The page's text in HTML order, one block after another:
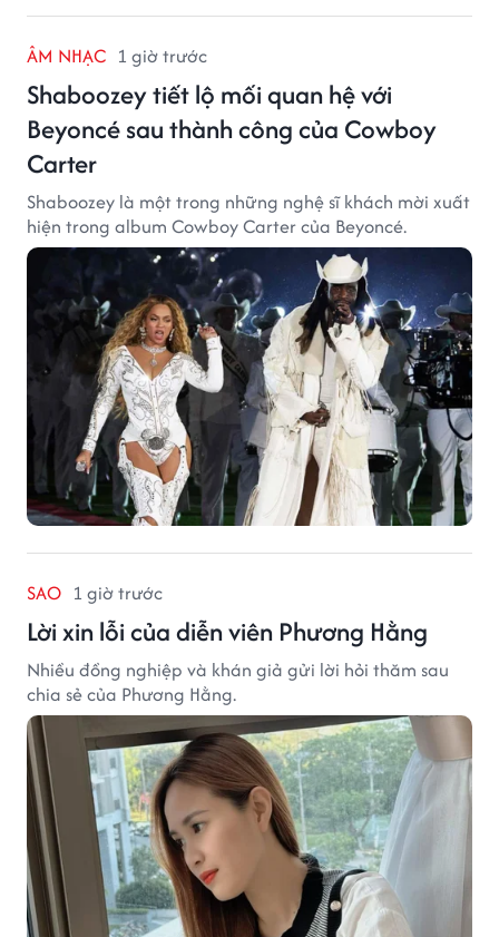
ÂM NHẠC 1 giờ trước
Shaboozey tiết lộ mối quan hệ với
Beyoncé sau thành công của Cowboy
Carter
Shaboozey là một trong những nghệ sĩ khách mời xuất
hiện trong album Cowboy Carter của Beyoncé.
SAO 1 giờ trước
Lời xin lỗi của diễn viên Phương Hằng
Nhiều đồng nghiệp và khán giả gửi lời hỏi thăm sau
chia sẻ của Phương Hằng.